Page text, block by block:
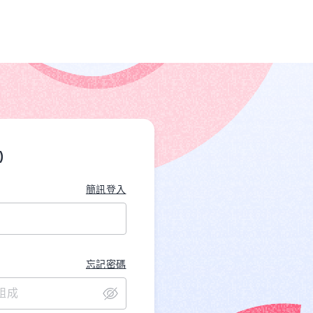
簡訊登入
忘記密碼